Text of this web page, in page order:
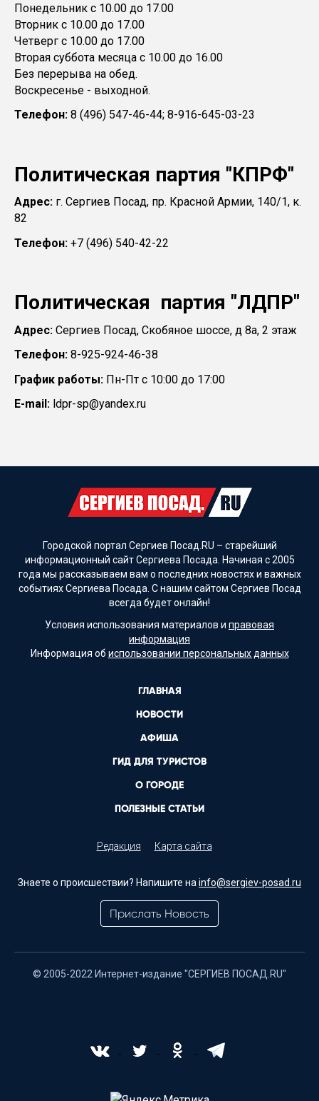
Понедельник с 10.00 до 17.00
Вторник с 10.00 до 17.00
Четверг с 10.00 до 17.00
Вторая суббота месяца с 10.00 до 16.00
Без перерыва на обед.
Воскресенье - выходной.
Телефон: 8 (496) 547-46-44; 8-916-645-03-23
Политическая партия "КПРФ"
Адрес: г. Сергиев Посад, пр. Красной Армии, 140/1, к.
82
Телефон: +7 (496) 540-42-22
Политическая партия "ЛДПР"
Адрес: Сергиев Посад, Скобяное шоссе, д 8а, 2 этаж
Телефон: 8-925-924-46-38
График работы: Пн-Пт с 10:00 до 17:00
E-mail: ldpr-sp@yandex.ru
Городской портал Сергиев Посад.RU – старейший
информационный сайт Сергиева Посада. Начиная с 2005
года мы рассказываем вам о последних новостях и важных
событиях Сергиева Посада. С нашим сайтом Сергиев Посад
всегда будет онлайн!
Условия использования материалов и правовая
информация
Информация об использовании персональных данных
ГЛАВНАЯ
НОВОСТИ
АФИША
ГИД ДЛЯ ТУРИСТОВ
О ГОРОДЕ
ПОЛЕЗНЫЕ СТАТЬИ
Редакция Карта сайта
Знаете о происшествии? Напишите на info@sergiev-posad.ru
Прислать Новость
© 2005-2022 Интернет-издание "СЕРГИЕВ ПОСАД.RU"